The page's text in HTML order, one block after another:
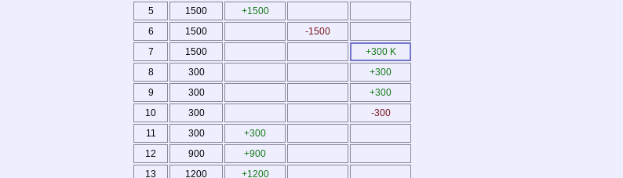
5
1500
+1500
6
1500
-1500
7
1500
+300 K
8
300
+300
9
300
+300
10
300
-300
11
300
+300
12
900
+900
13
1200
+1200